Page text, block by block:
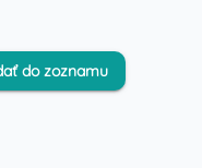
do zoznamu